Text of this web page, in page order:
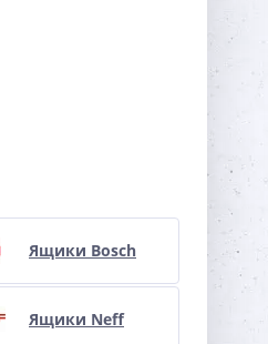
Ящики Bosch
Ящики Neff